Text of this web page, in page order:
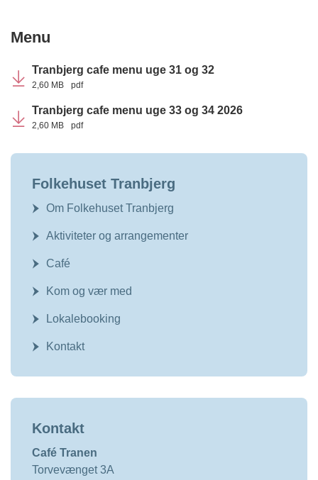
Menu
Tranbjerg cafe menu uge 31 og 32
2,60 MB pdf
Tranbjerg cafe menu uge 33 og 34 2026
2,60 MB pdf
Folkehuset Tranbjerg
Om Folkehuset Tranbjerg
Aktiviteter og arrangementer
Café
Kom og vær med
Lokalebooking
Kontakt
Kontakt
Café Tranen
Torvevænget 3A